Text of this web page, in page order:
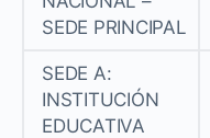
SEDE PRINCIPAL
SEDE A:
INSTITUCIÓN
EDUCATIVA